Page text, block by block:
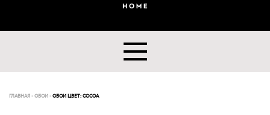
ГЛАВНАЯ - ОБОИ - ОБОИ ЦВЕТ: COCOA